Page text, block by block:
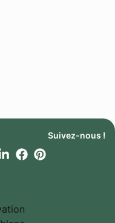
Suivez-nous !